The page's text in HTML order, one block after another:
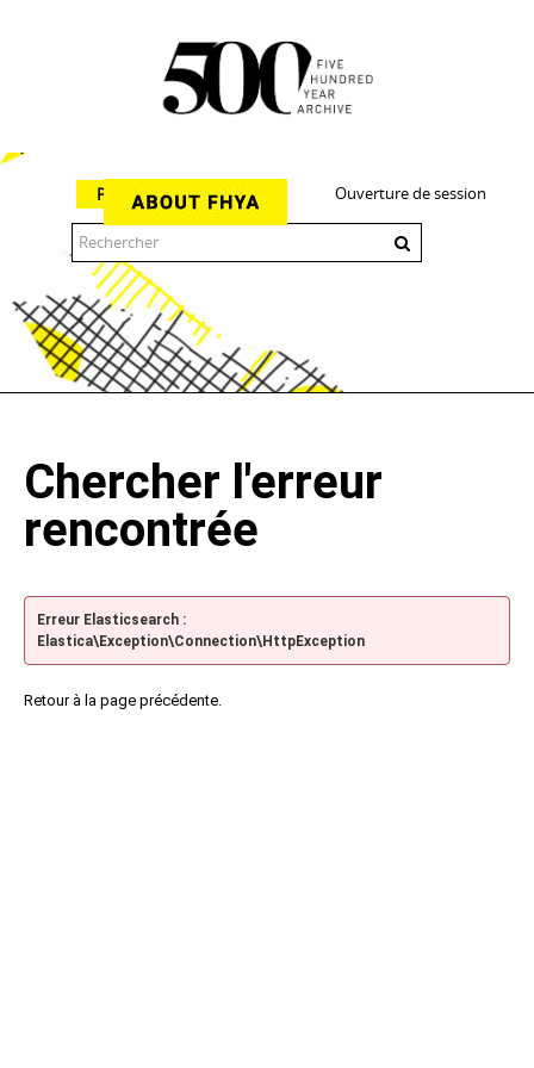
Ouverture de session
Parcourir
Chercher l'erreur
rencontrée
Erreur Elasticsearch :
Elastica\Exception\Connection\HttpException
Retour à la page précédente.